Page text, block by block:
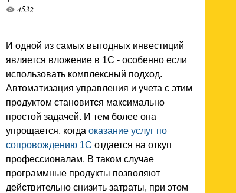
4532
И одной из самых выгодных инвестиций
является вложение в 1С - особенно если
использовать комплексный подход.
Автоматизация управления и учета с этим
продуктом становится максимально
простой задачей. И тем более она
упрощается, когда оказание услуг по
сопровождению 1С отдается на откуп
профессионалам. В таком случае
программные продукты позволяют
действительно снизить затраты, при этом